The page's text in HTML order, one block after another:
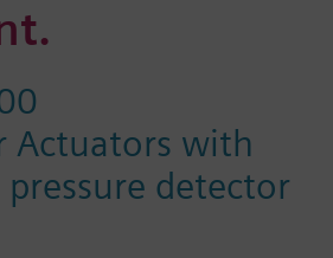
Actuators with
detector